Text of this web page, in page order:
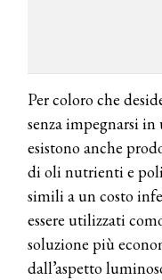
Per coloro che
senza impegnarsi
esistono anche
di oli nutrienti e
simili a un costo
essere utilizzati
soluzione più
dall’aspetto